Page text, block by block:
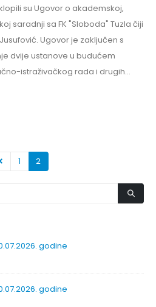
su Ugovor o akademskoj,
saradnji sa FK "Sloboda" Tuzla čiji
Ugovor je zaključen s
dvije ustanove u budućem
istraživačkog rada i drugih...
1 2
ispita
ispita